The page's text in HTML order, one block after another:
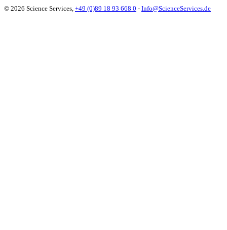
© 2026 Science Services, +49 (0)89 18 93 668 0 - Info@ScienceServices.de